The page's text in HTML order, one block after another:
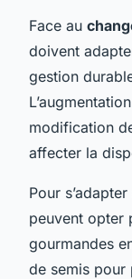
Face au
doivent
gestion
modification
affecter la
Pour
peuvent opter
gourmandes
de semis pour